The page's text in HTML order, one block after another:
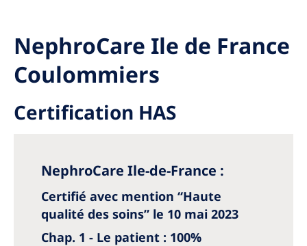
Germany
Israel
Netherlands
Portugal
Romania
Russia
NephroCare Ile de France
Coulommiers
Certification HAS
NephroCare Ile-de-France :
Certifié avec mention “Haute
qualité des soins” le 10 mai 2023
Chap. 1 - Le patient : 100%